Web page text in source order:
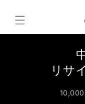
進む
リサ
10,000